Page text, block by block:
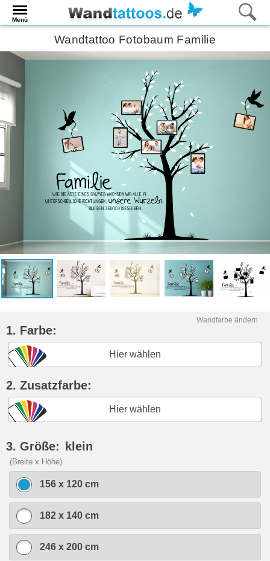
Menü
Wandtattoo Fotobaum Familie
Wandfarbe ändern
1. Farbe:
Hier wählen
2. Zusatzfarbe:
Hier wählen
3. Größe: klein
(Breite x Höhe)
156 x 120 cm
182 x 140 cm
246 x 200 cm